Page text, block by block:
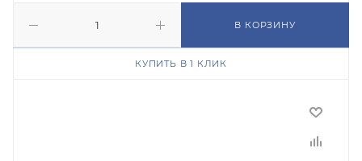
В КОРЗИНУ
КУПИТЬ В 1 КЛИК